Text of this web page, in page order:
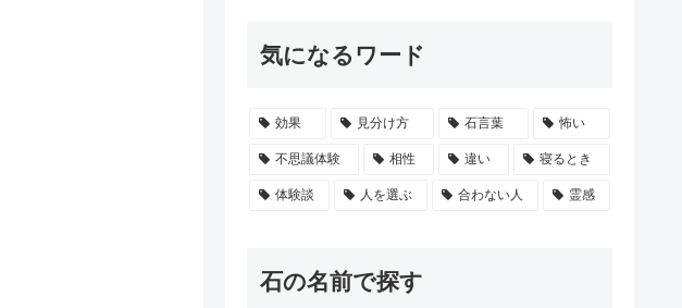
気になるワード
効果 見分け方 石言葉 怖い
不思議体験 相性 違い 寝るとき
体験談 人を選ぶ 合わない人 霊感
石の名前で探す